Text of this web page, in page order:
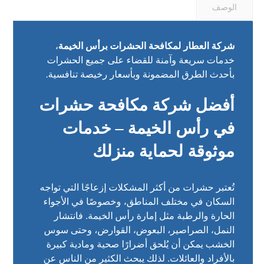
الوصف
شركة العطار لمكافحة الحشرات برأس الخيمة،
خدمات سريعة وآمنة للقضاء على جميع الحشرات
بأحدث الطرق المضمونة وبأسعار رخيصة تنافسية.
أفضل شركة مكافحة حشرات
في رأس الخيمة – خدمات
موثوقة لحماية منزلك
تُعتبر حشرات من أكثر المشكلات إزعاجًا التي تواجه
السكان في مختلف المناطق، وخصوصًا في الأجواء
الحارة والرطبة مثل إمارة رأس الخيمة. فانتشار
النمل، الصراصير، البعوض، القوارض، وحتى سوس
الخشب يمكن أن يُلحق أضرارًا صحية ومادية كبيرة
بالأفراد والعائلات. لذلك يبحث الكثير من الناس عن